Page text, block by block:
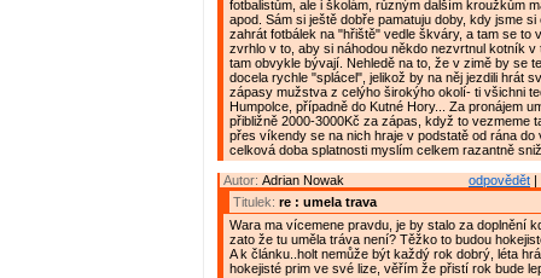
fotbalistům, ale i školám, různým dalším kroužkům
apod. Sám si ještě dobře pamatuju doby, kdy jsme si
zahrát fotbálek na "hřiště" vedle škváry, a tam se to
zvrhlo v to, aby si náhodou někdo nezvrtnul kotník v
tam obvykle bývají. Nehledě na to, že v zimě by se
docela rychle "splácel", jelikož by na něj jezdili hrát
zápasy mužstva z celýho širokýho okolí- ti všichni
Humpolce, případně do Kutné Hory... Za pronájem
přibližně 2000-3000Kč za zápas, když to vezmeme
přes víkendy se na nich hraje v podstatě od rána do
celková doba splatnosti myslím celkem razantně
odpovědět |
Autor: Adrian Nowak
Titulek: re : umela trava
Wara ma vícemene pravdu, je by stalo za doplnění
zato že tu uměla tráva není? Těžko to budou
A k článku..holt nemůže být každý rok dobrý, léta
hokejisté prim ve své lize, věřím že přistí rok bude